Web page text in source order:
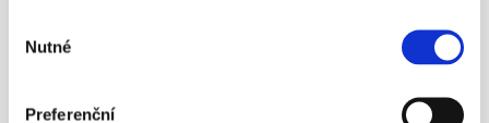
souhlasu
Nutné
Preferenční
Předmět podnikání nebo činnosti
Podobu, formu a druh akcií, jejich počet a jmenovitou